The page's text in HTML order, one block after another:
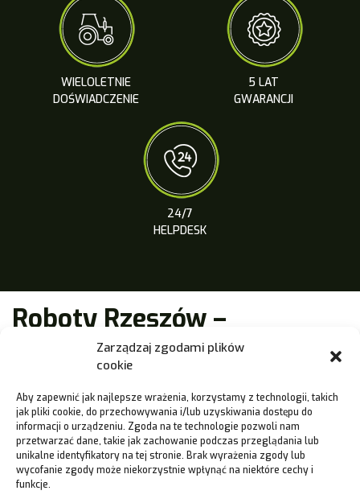
Zarządzaj zgodami plików
cookie
Aby zapewnić jak najlepsze wrażenia, korzystamy z technologii, takich
jak pliki cookie, do przechowywania i/lub uzyskiwania dostępu do
informacji o urządzeniu. Zgoda na te technologie pozwoli nam
przetwarzać dane, takie jak zachowanie podczas przeglądania lub
unikalne identyfikatory na tej stronie. Brak wyrażenia zgody lub
wycofanie zgody może niekorzystnie wpłynąć na niektóre cechy i
funkcje.
WIELOLETNIE
DOŚWIADCZENIE
5 LAT
GWARANCJI
24/7
HELPDESK
Roboty Rzeszów –
certyfikowana gwarancja
Roboty Rzeszów to nie tylko funkcjonalne i inteligentne
systemy rozwiązań, ale i gwarancja najwyższej jakości! Jako
firmatraktor.com.pljesteśmy autoryzowanym dealerem
robotów koszących markiRobomow,AL-KOw zakresie
dystrybucji i serwisowania techniki ogrodowej i ISEKI w
obszarze sprzedaży i serwisu maszyn. Jesteśmy też